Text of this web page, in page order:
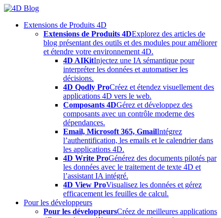
Skip
contentExtensions de Produits 4D
Extensions de Produits 4DExplorez des articles de
blog présentant des outils et des modules pour améliorer
et étendre votre environnement 4D.
4D AIKitInjectez une IA sémantique pour
interpréter les données et automatiser les
décisions.
4D Qodly ProCréez et étendez visuellement des
applications 4D vers le web.
Composants 4DGérez et développez des
composants avec un contrôle moderne des
dépendances.
Email, Microsoft 365, GmailIntégrez
l’authentification, les emails et le calendrier dans
les applications 4D.
4D Write ProGénérez des documents pilotés par
les données avec le traitement de texte 4D et
l’assistant IA intégré.
4D View ProVisualisez les données et gérez
efficacement les feuilles de calcul.
Pour les développeurs
Pour les développeursCréez de meilleures applications